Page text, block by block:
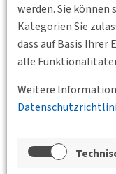
werden. Sie
Kategorien Sie
dass auf Basis
alle
Weitere
Florin Reyher
Auslösungsfehlern
Sicherheit an
Standort